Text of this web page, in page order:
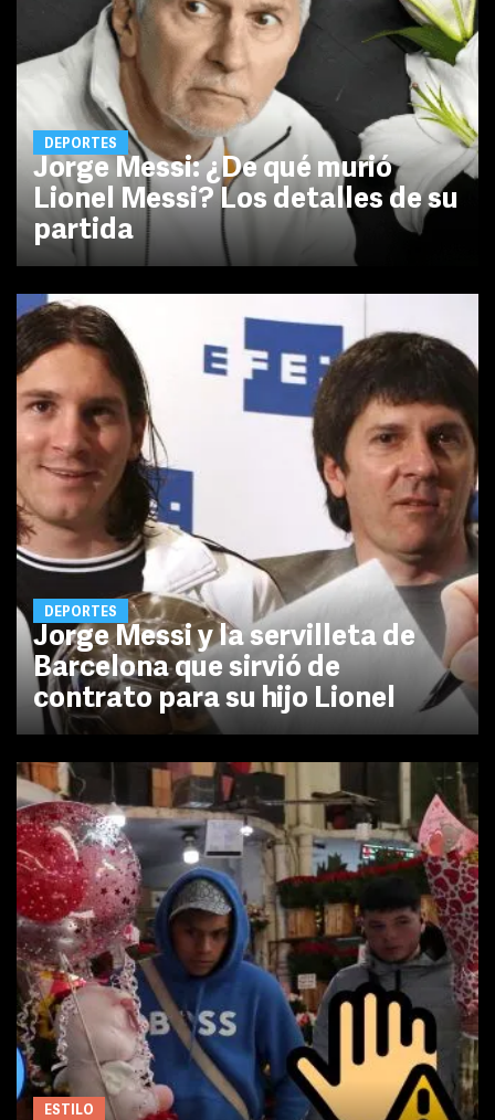
DEPORTES
Jorge Messi: ¿De qué murió
Lionel Messi? Los detalles de su
partida
DEPORTES
Jorge Messi y la servilleta de
Barcelona que sirvió de
contrato para su hijo Lionel
ESTILO